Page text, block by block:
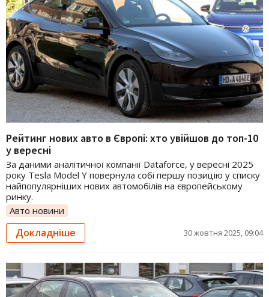
Рейтинг нових авто в Європі: хто увійшов до топ-10
у вересні
За даними аналітичної компанії Dataforce, у вересні 2025
року Tesla Model Y повернула собі першу позицію у списку
найпопулярніших нових автомобілів на європейському
ринку.
Авто новини
Докладніше 30 жовтня 2025, 09:04